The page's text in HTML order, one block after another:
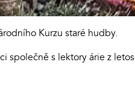
Kurzu staré hudby.
společně s lektory árie z